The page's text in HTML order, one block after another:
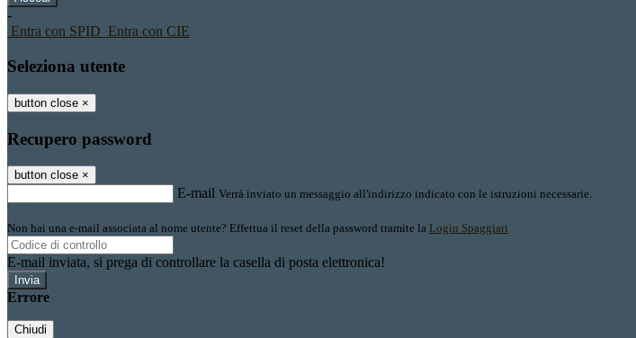
-
Entra con SPID Entra con CIE
Seleziona utente
button close ×
Recupero password
button close ×
E-mail Verrà inviato un messaggio all'indirizzo indicato con le istruzioni necessarie.
Non hai una e-mail associata al nome utente? Effettua il reset della password tramite la Login Spaggiari
E-mail inviata, si prega di controllare la casella di posta elettronica!
Errore
Chiudi